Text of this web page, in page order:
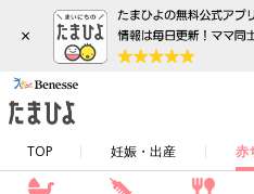
×
TOP 妊娠・出産 赤